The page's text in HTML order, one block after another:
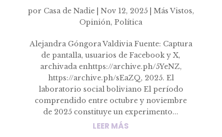
por Casa de Nadie| Nov 12, 2025| Más Vistos,
Opinión,Política
Alejandra Góngora Valdivia Fuente: Captura
de pantalla, usuarios de Facebook y X,
archivada enhttps://archive.ph/5YeNZ,
https://archive.ph/sEaZQ, 2025. El
laboratorio social boliviano El período
comprendido entre octubre y noviembre
de 2025 constituye un experimento...
LEER MÁS